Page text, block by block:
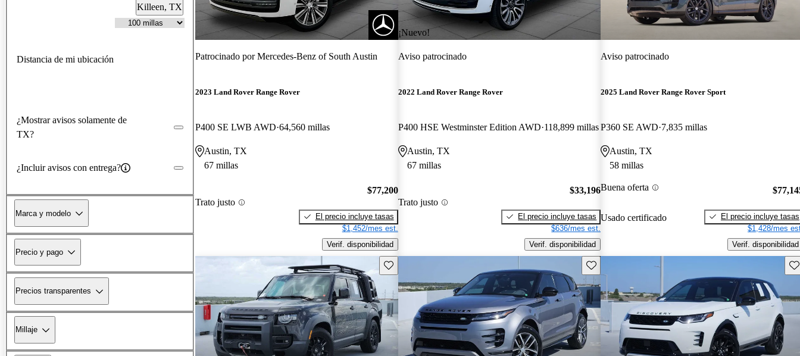
Killeen, TX
Distancia de mi ubicación
¿Mostrar avisos solamente de
TX?
¿Incluir avisos con entrega?
Marca y modelo
Precio y pago
Precios transparentes
Millaje
Patrocinado porMercedes-Benz of South Austin
2023 Land Rover Range Rover
P400 SE LWB AWD 64,560 millas
Austin, TX
67 millas
Trato justo
$77,200
El precio incluye tasas
$1,452/mes est.
Verif. disponibilidad
¡Nuevo!
Aviso patrocinado
2022 Land Rover Range Rover
P400 HSE Westminster Edition AWD 118,899 millas
Austin, TX
67 millas
Trato justo
$33,196
El precio incluye tasas
$636/mes est.
Verif. disponibilidad
Aviso patrocinado
2025 Land Rover Range Rover Sport
P360 SE AWD 7,835 millas
Austin, TX
58 millas
Buena oferta
Usado certificado
El precio incluye tasas
$1,428/mes
Verif. disponibilidad
Guarda este Aviso Guarda este Aviso